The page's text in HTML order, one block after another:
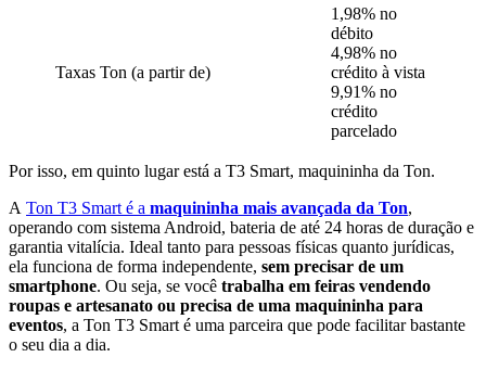
Taxas Ton (a partir de)
1,98% no
débito
4,98% no
crédito à vista
9,91% no
crédito
parcelado
Por isso, em quinto lugar está a T3 Smart, maquininha da Ton.
A Ton T3 Smart é a maquininha mais avançada da Ton,
operando com sistema Android, bateria de até 24 horas de duração e
garantia vitalícia. Ideal tanto para pessoas físicas quanto jurídicas,
ela funciona de forma independente, sem precisar de um
smartphone. Ou seja, se você trabalha em feiras vendendo
roupas e artesanato ou precisa de uma maquininha para
eventos, a Ton T3 Smart é uma parceira que pode facilitar bastante
o seu dia a dia.